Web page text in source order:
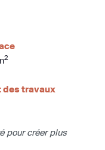
2
des travaux
pour créer plus